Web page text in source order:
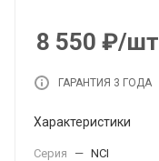
8 550 ₽/шт
ГАРАНТИЯ 3 ГОДА
Характеристики
Серия — NCI